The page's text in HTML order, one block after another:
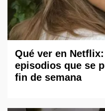
Qué ver en
episodios que se
fin de semana